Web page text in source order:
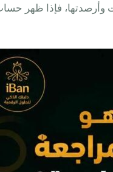
وأرصدتها، فإذا ظهر